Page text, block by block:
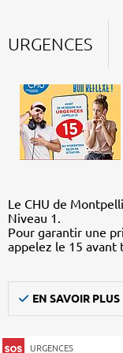
URGENCES
Le CHU de
Niveau 1.
Pour garantir une
appelez le 15 avant
EN SAVOIR PLUS
URGENCES